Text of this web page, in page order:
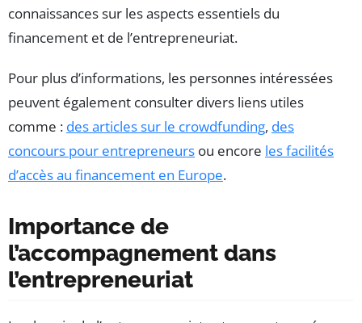
connaissances sur les aspects essentiels du
financement et de l’entrepreneuriat.
Pour plus d’informations, les personnes intéressées
peuvent également consulter divers liens utiles
comme : des articles sur le crowdfunding, des
concours pour entrepreneurs ou encore les facilités
d’accès au financement en Europe.
Importance de
l’accompagnement dans
l’entrepreneuriat